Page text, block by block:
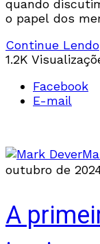
quando
o papel dos
Continue Lendo
1.2K
Facebook
E-mail
outubro de
A